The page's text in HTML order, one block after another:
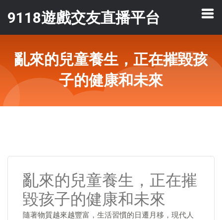
9118遊戲交友直播平台
亂來的兒童養生，正在摧毀孩
子的健康和未來
亂來的兒童養生，正在摧
毀孩子的健康和未來
隨著物質越來越豐富，生活習慣的日遷月移，現代人